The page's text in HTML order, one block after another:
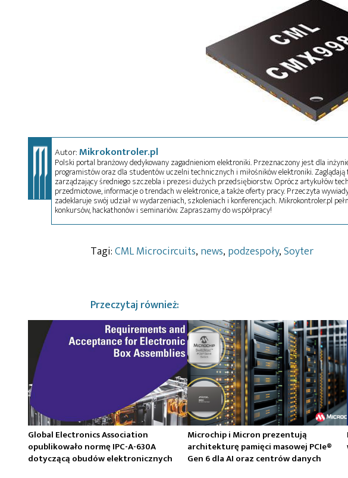
Autor:Mikrokontroler.pl
Polski portal branżowy dedykowany zagadnieniom elektroniki. Przeznaczony jest dla
programistów oraz dla studentów uczelni technicznych i miłośników elektroniki.
zarządzający średniego szczebla i prezesi dużych przedsiębiorstw. Oprócz artykułów
przedmiotowe, informacje o trendach w elektronice, a także oferty pracy. Przeczyta
zadeklaruje swój udział w wydarzeniach, szkoleniach i konferencjach. Mikrokontroler.pl
konkursów, hackathonów i seminariów. Zapraszamy do współpracy!
Tagi:CML Microcircuits, news, podzespoły,Soyter
Przeczytaj również:
Global Electronics Association
opublikowało normę IPC-A-630A
dotyczącą obudów elektronicznych
Microchip i Micron prezentują
architekturę pamięci masowej PCIe®
Gen 6 dla AI oraz centrów danych